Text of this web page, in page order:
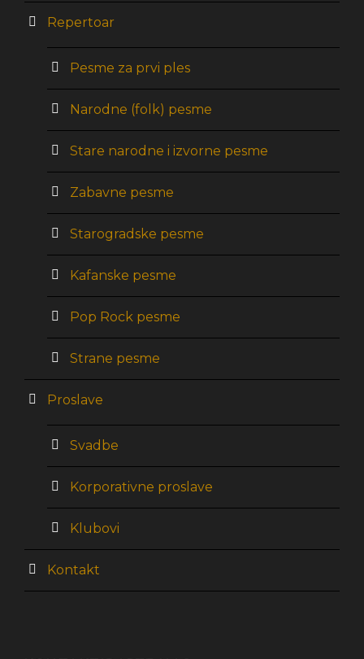
Repertoar
Pesme za prvi ples
Narodne (folk) pesme
Stare narodne i izvorne pesme
Zabavne pesme
Starogradske pesme
Kafanske pesme
Pop Rock pesme
Strane pesme
Proslave
Svadbe
Korporativne proslave
Klubovi
Kontakt